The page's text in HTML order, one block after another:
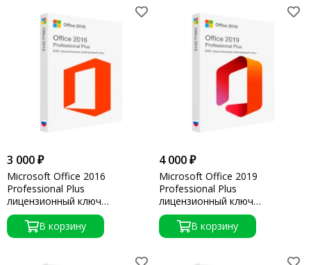
3 000 ₽
Microsoft Office 2016
Professional Plus
лицензионный ключ
активации
В корзину
4 000 ₽
Microsoft Office 2019
Professional Plus
лицензионный ключ
активации
В корзину